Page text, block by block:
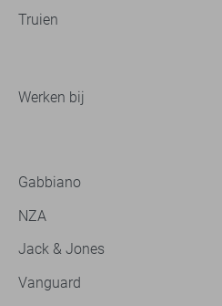
Truien
Werken bij
Gabbiano
NZA
Jack & Jones
Vanguard